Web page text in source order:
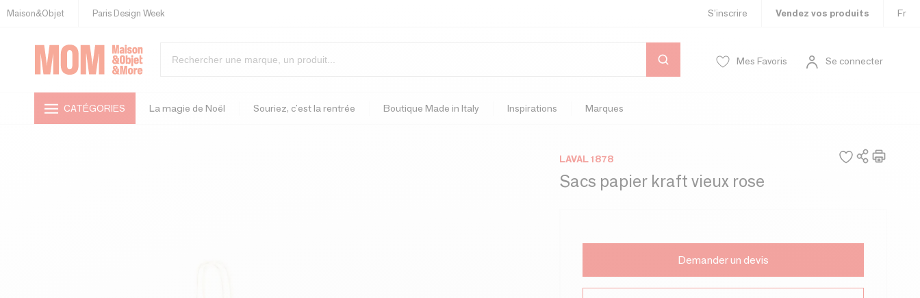
Maison&Objet Paris Design Week S’inscrire Vendez vos produits Fr
Mes Favoris Se connecter
CATÉGORIES La magie de Noël Souriez, c'est la rentrée Boutique Made in Italy Inspirations Marques
LAVAL 1878
Sacs papier kraft vieux rose
Demander un devis